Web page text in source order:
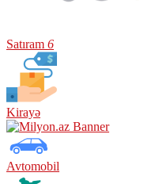
Satıram 6
Kirayə
Avtomobil